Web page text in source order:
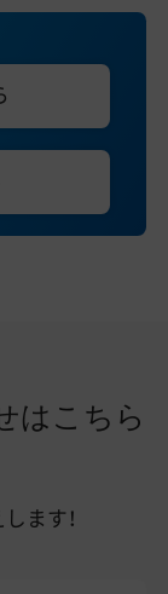
はこちら
ます！